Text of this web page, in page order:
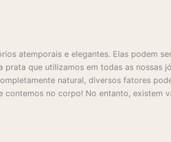
atemporais e elegantes. Elas podem
que utilizamos em todas as nossas
natural, diversos fatores
no corpo! No entanto, existem